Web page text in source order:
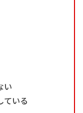
い
ている